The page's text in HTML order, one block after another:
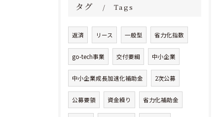
タグ Tags
返済 リース 一般型 省力化指数
go-tech事業 交付要綱 中小企業
中小企業成長加速化補助金 2次公募
公募要領 資金繰り 省力化補助金